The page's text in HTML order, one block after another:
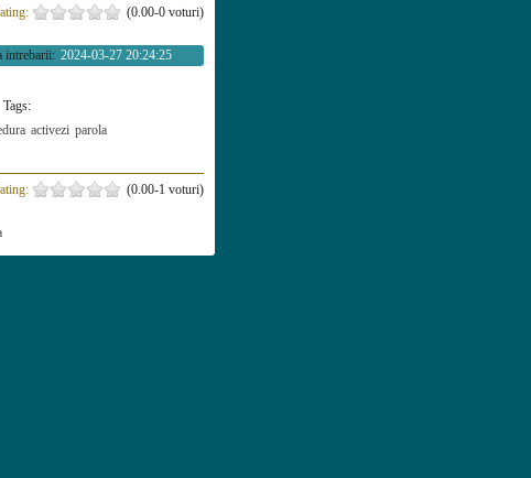
(0.00-0 voturi)
2024-03-27 20:24:25
intrebarii:
Tags:
activezi parola
(0.00-1 voturi)